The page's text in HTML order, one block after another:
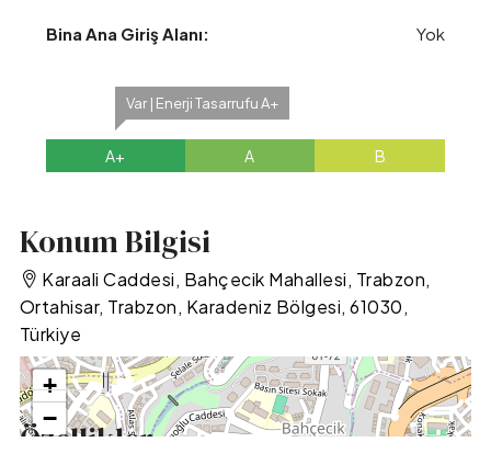
Bina Ana Giriş Alanı: Yok
Var | Enerji Tasarrufu A+
A+ A B
Konum Bilgisi
Karaali Caddesi, Bahçecik Mahallesi, Trabzon,
Ortahisar, Trabzon, Karadeniz Bölgesi, 61030,
Türkiye
+
−
Özellikler